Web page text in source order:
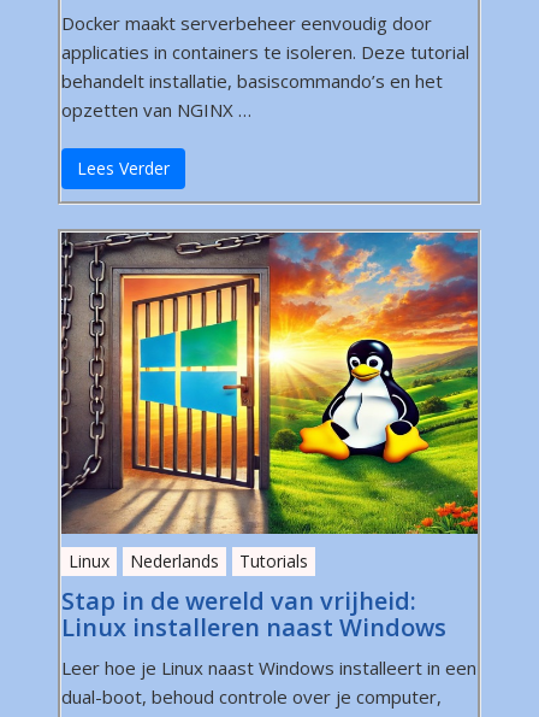
Docker maakt serverbeheer eenvoudig door
applicaties in containers te isoleren. Deze tutorial
behandelt installatie, basiscommando’s en het
opzetten van NGINX …
Lees Verder
Linux Nederlands Tutorials
Stap in de wereld van vrijheid:
Linux installeren naast Windows
Leer hoe je Linux naast Windows installeert in een
dual-boot, behoud controle over je computer,